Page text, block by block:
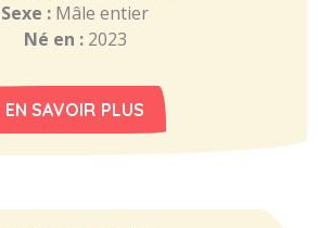
Sexe : Mâle entier
Né en : 2023
EN SAVOIR PLUS